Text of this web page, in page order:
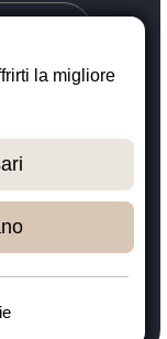
- 2026,
la migliore